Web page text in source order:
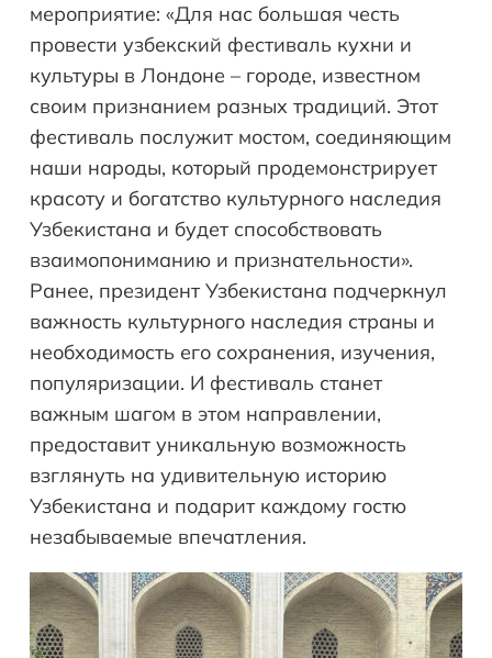
мероприятие: «Для нас большая честь
провести узбекский фестиваль кухни и
культуры в Лондоне – городе, известном
своим признанием разных традиций. Этот
фестиваль послужит мостом, соединяющим
наши народы, который продемонстрирует
красоту и богатство культурного наследия
Узбекистана и будет способствовать
взаимопониманию и признательности».
Ранее, президент Узбекистана подчеркнул
важность культурного наследия страны и
необходимость его сохранения, изучения,
популяризации. И фестиваль станет
важным шагом в этом направлении,
предоставит уникальную возможность
взглянуть на удивительную историю
Узбекистана и подарит каждому гостю
незабываемые впечатления.